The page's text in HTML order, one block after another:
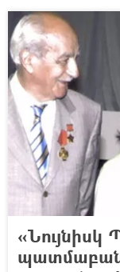
«Նույնիսկ